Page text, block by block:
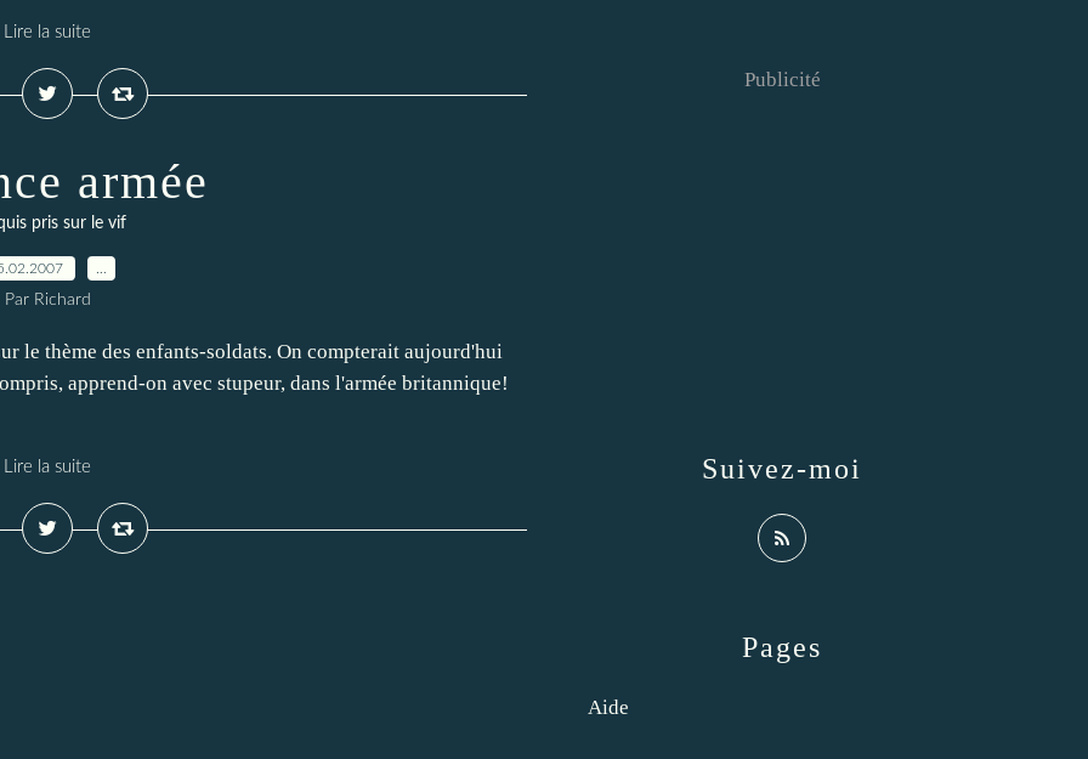
Lire la suite
armée
pris sur le vif
Par Richard
le thème des enfants-soldats. On compterait aujourd'hui
apprend-on avec stupeur, dans l'armée britannique!
Lire la suite
Pages
Aide
Suivez-moi
Publicité